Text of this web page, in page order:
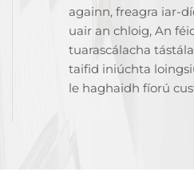
againn, freagra iar-
uair an chloig, An
tuarascálacha
taifid iniúchta
le haghaidh fíorú